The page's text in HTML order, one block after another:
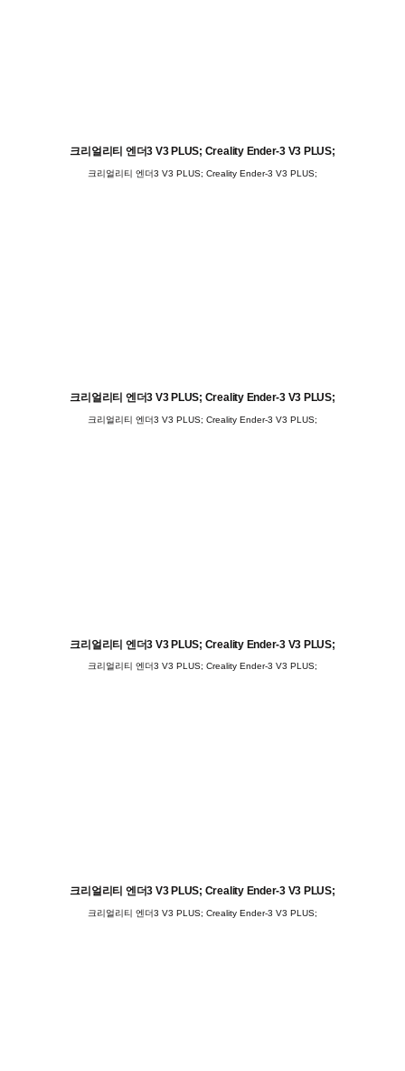
크리얼리티 엔더3 V3 PLUS; Creality Ender-3 V3 PLUS;
크리얼리티 엔더3 V3 PLUS; Creality Ender-3 V3 PLUS;
크리얼리티 엔더3 V3 PLUS; Creality Ender-3 V3 PLUS;
크리얼리티 엔더3 V3 PLUS; Creality Ender-3 V3 PLUS;
크리얼리티 엔더3 V3 PLUS; Creality Ender-3 V3 PLUS;
크리얼리티 엔더3 V3 PLUS; Creality Ender-3 V3 PLUS;
크리얼리티 엔더3 V3 PLUS; Creality Ender-3 V3 PLUS;
크리얼리티 엔더3 V3 PLUS; Creality Ender-3 V3 PLUS;